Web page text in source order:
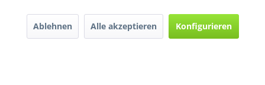
durch DE-ÖKO-009
Ablehnen Alle akzeptieren Konfigurieren